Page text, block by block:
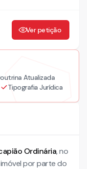
Ver petição
Atualizada
Tipografia Jurídica
Ordinária, no
por parte do